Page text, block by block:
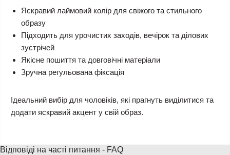
Яскравий лаймовий колір для свіжого та стильного
образу
Підходить для урочистих заходів, вечірок та ділових
зустрічей
Якісне пошиття та довговічні матеріали
Зручна регульована фіксація
Ідеальний вибір для чоловіків, які прагнуть виділитися та
додати яскравий акцент у свій образ.
Відповіді на часті питання - FAQ